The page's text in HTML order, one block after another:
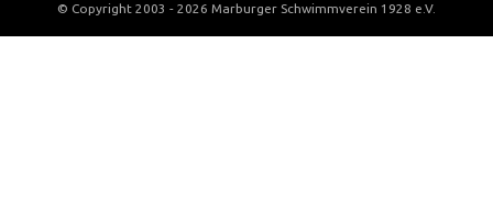
© Copyright 2003 - 2026 Marburger Schwimmverein 1928 e.V.